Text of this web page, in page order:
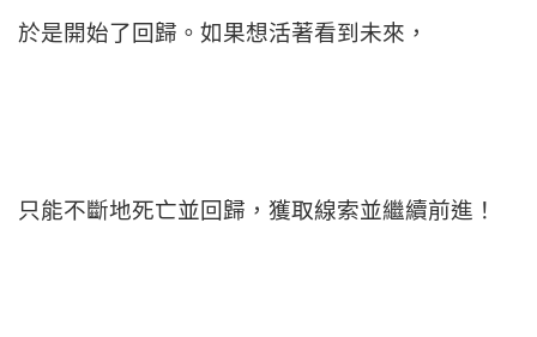
於是開始了回歸。如果想活著看到未來，
只能不斷地死亡並回歸，獲取線索並繼續前進！